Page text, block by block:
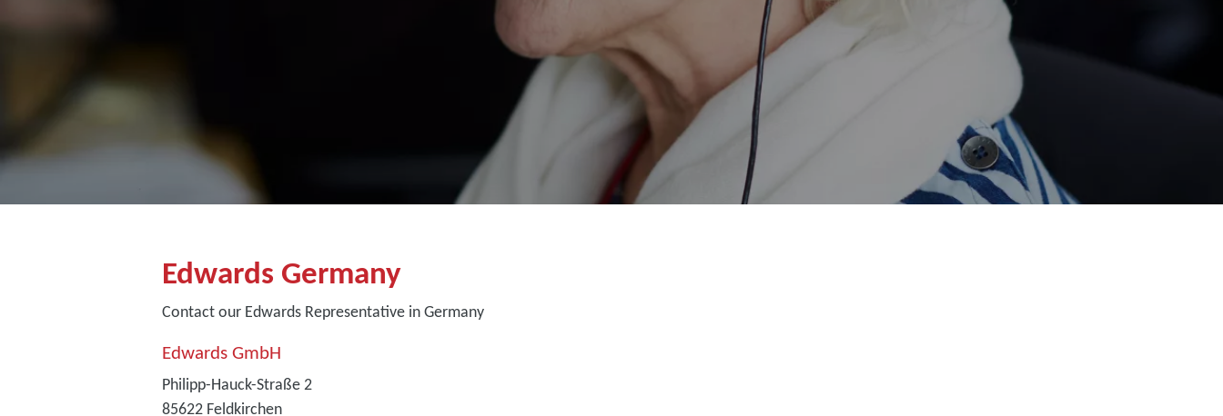
Edwards Germany
Contact our Edwards Representative in Germany
Edwards GmbH
Philipp-Hauck-Straße 2
85622 Feldkirchen